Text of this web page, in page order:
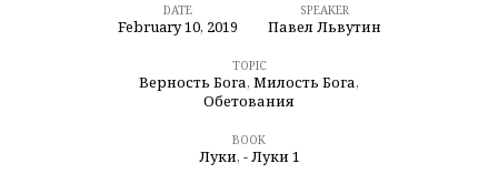
Необычный
младенец
DATE
February 10, 2019
SPEAKER
Павел Львутин
TOPIC
Верность Бога, Милость Бога,
Обетования
BOOK
Луки, - Луки 1